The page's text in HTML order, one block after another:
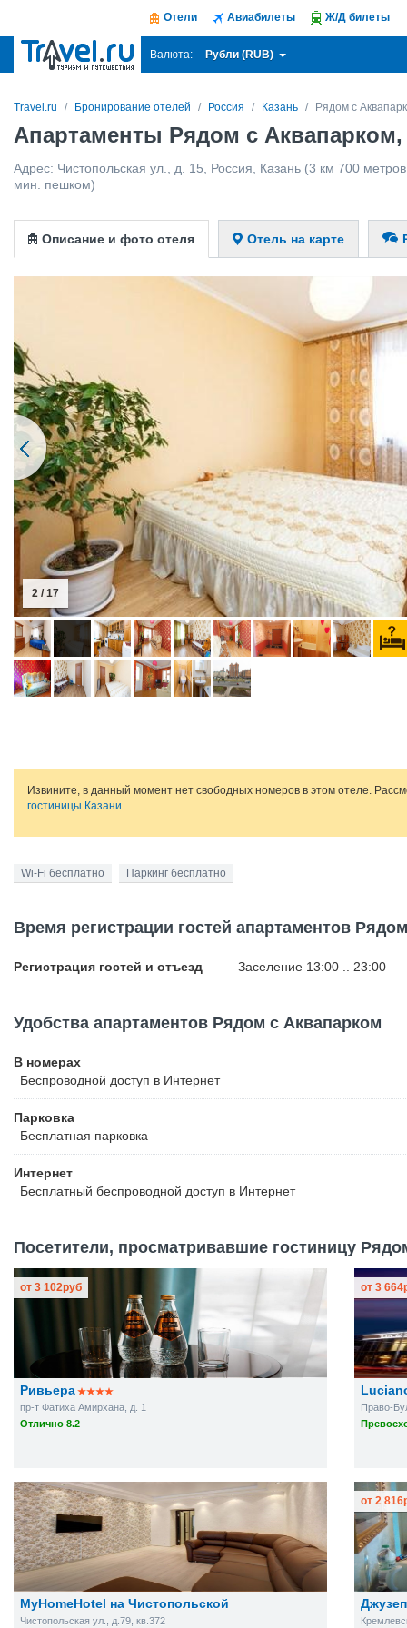
Отели Авиабилеты Ж/Д билеты
Валюта: Рубли (RUB)
Travel.ru Бронирование отелей Россия Казань Рядом с
Апартаменты Рядом с Аквапарком,
Адрес: Чистопольская ул., д. 15 Россия Казань (3 км 700
мин. пешком)
Описание и фото отеля Отель на карте
2 / 17
Извините, в данный момент нет свободных номеров в этом отеле.
гостиницы Казани.
Wi-Fi бесплатно Паркинг бесплатно
Время регистрации гостей апартаментов
Регистрация гостей и отъезд Заселение 13:00 .. 23:00
Удобства апартаментов Рядом с Аквапарком
В номерах
Беспроводной доступ в Интернет
Парковка
Бесплатная парковка
Интернет
Бесплатный беспроводной доступ в Интернет
Посетители, просматривавшие гостиницу
Ривьера
пр-т Фатиха Амирхана, д. 1
Отлично 8.2
от 3 102руб
Право-
от 3 664
MyHomeHotel на Чистопольской
Чистопольская ул., д.79, кв.372
от 2 816